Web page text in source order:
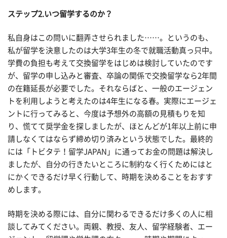
ステップ2.いつ留学するのか？
私自身はこの問いに翻弄させられました……。というのも、
私が留学を決意したのは大学3年生の冬で就職活動真っ只中。
学費の負担も考えて交換留学をはじめは検討していたのです
が、留学の申し込みと審査、卒論の関係で交換留学なら2年間
の在籍延長が必要でした。それならばと、一般のエージェン
トを利用しようと考えたのは4年生になる春。実際にエージェ
ントに行ってみると、今度は予想外の高額の見積もりを知
り、慌てて奨学金を探しましたが、ほとんどが1年以上前に申
請しなくてはならず締め切り済みという状態でした。最終的
には「トビタテ！留学JAPAN」に通ってお金の問題は解決し
ましたが、自分の行きたいところに制約なく行くためにはと
にかくできるだけ早く行動して、時期を決めることをおすす
めします。
時期を決める際には、自分に関わるできるだけ多くの人に相
談してみてください。両親、教授、友人、留学経験者、エー